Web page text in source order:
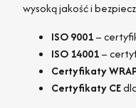
wysoką jakość i
ISO 9001–
ISO 14001–
Certyfikaty
Certyfikaty CE